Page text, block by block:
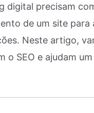
digital precisam
de um site para
Neste artigo,
o SEO e ajudam